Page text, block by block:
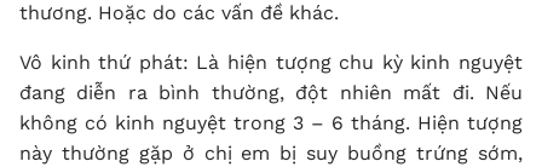
thương. Hoặc do các vấn đề khác.
Vô kinh thứ phát: Là hiện tượng chu kỳ kinh nguyệt
đang diễn ra bình thường, đột nhiên mất đi. Nếu
không có kinh nguyệt trong 3 – 6 tháng. Hiện tượng
này thường gặp ở chị em bị suy buồng trứng sớm,